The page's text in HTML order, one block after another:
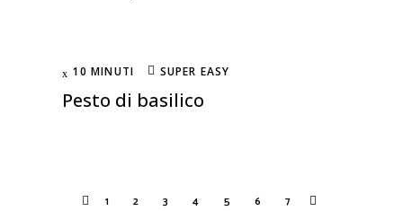
10 MINUTI SUPER EASY
Pesto di basilico
1 2 3 4 5 6 7